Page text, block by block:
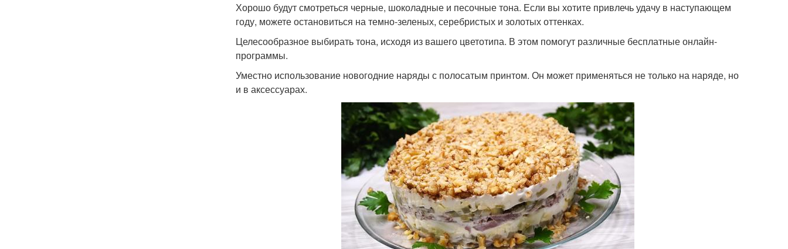
Хорошо будут смотреться черные, шоколадные и песочные тона. Если вы хотите привлечь удачу в наступающем
году, можете остановиться на темно-зеленых, серебристых и золотых оттенках.
Целесообразное выбирать тона, исходя из вашего цветотипа. В этом помогут различные бесплатные онлайн-
программы.
Уместно использование новогодние наряды с полосатым принтом. Он может применяться не только на наряде, но
и в аксессуарах.